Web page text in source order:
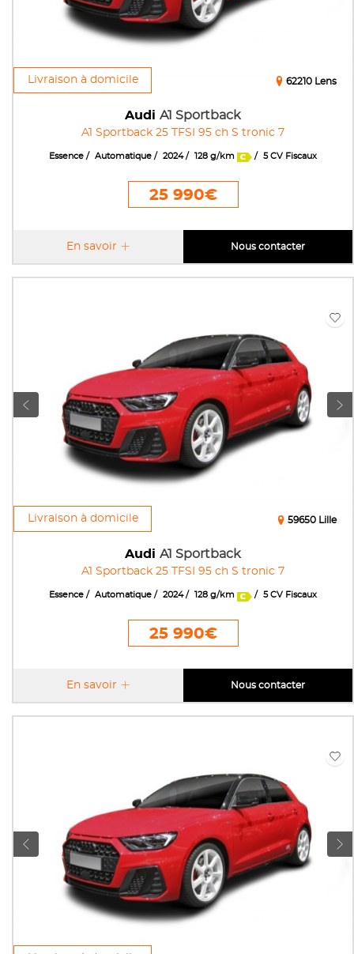
Livraison à domicile
Audi A1 Sportback
A1 Sportback 25 TFSI 95 ch S tronic 7
62210 Lens
Essence Automatique 2024 128 g/km 5 CV Fiscaux
25 990€
En savoir Nous contacter
Livraison à domicile
Audi A1 Sportback
A1 Sportback 25 TFSI 95 ch S tronic 7
59650 Lille
Essence Automatique 2024 128 g/km 5 CV Fiscaux
25 990€
En savoir Nous contacter